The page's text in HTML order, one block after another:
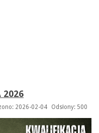
2026
2026-02-04 Odsłony: 500